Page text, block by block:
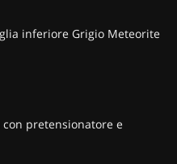
inferiore Grigio Meteorite
pretensionatore e